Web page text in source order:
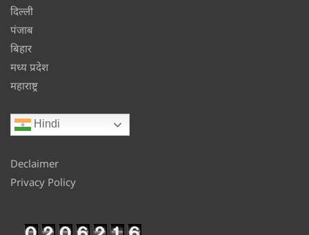
दिल्ली
पंजाब
बिहार
मध्य प्रदेश
महाराष्ट्र
Hindi
Declaimer
Privacy Policy